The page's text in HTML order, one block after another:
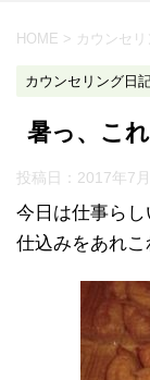
HOME > カウンセ
カウンセリング日
暑っ、こ
投稿日： 2017年7
今日は仕事ら
仕込みをあれこ